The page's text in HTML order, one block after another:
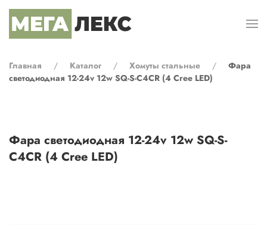
Перейти к содержимому
Главная Каталог Хомуты стальные
Фара
светодиодная 12-24v 12w SQ-S-C4CR (4 Cree LED)
Фара светодиодная 12-24v 12w SQ-S-
C4CR (4 Cree LED)